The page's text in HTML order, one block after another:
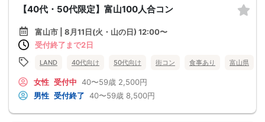
【40代・50代限定】富山100人合コン
富山市 | 8月11日(火・山の日) 12:00〜
受付終了まで2日
LAND 40代向け 50代向け 街コン 食事あり 富山県
女性 受付中 40〜59歳 2,500円
男性 受付終了 40〜59歳 8,500円